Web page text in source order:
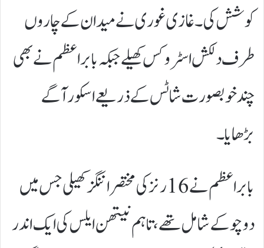
کوشش کی۔ غازی غوری نے میدان کے چاروں
طرف دلکش اسٹروکس کھیلے جبکہ بابر اعظم نے بھی
چند خوبصورت شاٹس کے ذریعے اسکور آگے
بڑھایا۔
بابر اعظم نے 16 رنز کی مختصر اننگز کھیلی جس میں
دو چوکے شامل تھے، تاہم نیتھن ایلس کی ایک اندر